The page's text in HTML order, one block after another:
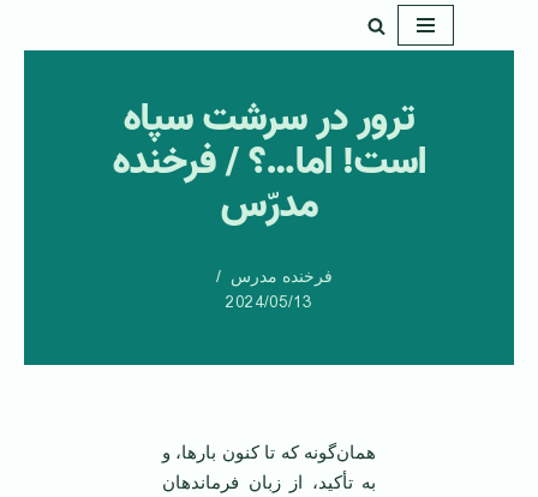
ترور در سرشت سپاه
است! اما…؟ / فرخنده
مدرّس
فرخنده مدرس
2024/05/13
همان‌گونه که تا کنون بارها، و
به تأکید، از زبان فرماندهان